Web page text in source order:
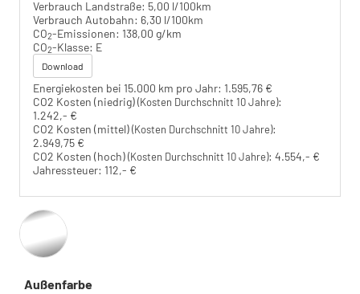
Verbrauch Landstraße: 5,00 l/100km
Verbrauch Autobahn: 6,30 l/100km
CO2-Emissionen: 138,00 g/km
CO2-Klasse: E
Download
Energiekosten bei 15.000 km pro Jahr: 1.595,76 €
CO2 Kosten (niedrig)(Kosten Durchschnitt 10 Jahre):
1.242,- €
CO2 Kosten (mittel)(Kosten Durchschnitt 10 Jahre):
2.949,75 €
CO2 Kosten (hoch)(Kosten Durchschnitt 10 Jahre): 4.554,- €
Jahressteuer: 112,- €
Außenfarbe